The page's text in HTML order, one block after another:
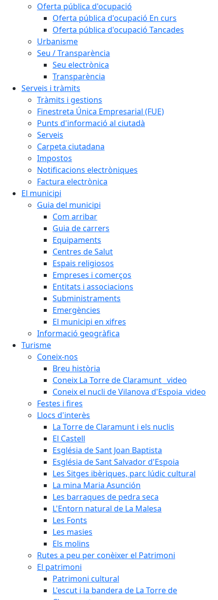
Oferta pública d'ocupació
Oferta pública d'ocupació En curs
Oferta pública d'ocupació Tancades
Urbanisme
Seu / Transparència
Seu electrònica
Transparència
Serveis i tràmits
Tràmits i gestions
Finestreta Única Empresarial (FUE)
Punts d'informació al ciutadà
Serveis
Carpeta ciutadana
Impostos
Notificacions electròniques
Factura electrònica
El municipi
Guia del municipi
Com arribar
Guia de carrers
Equipaments
Centres de Salut
Espais religiosos
Empreses i comerços
Entitats i associacions
Subministraments
Emergències
El municipi en xifres
Informació geogràfica
Turisme
Coneix-nos
Breu història
Coneix La Torre de Claramunt _video
Coneix el nucli de Vilanova d'Espoia_video
Festes i fires
Llocs d'interès
La Torre de Claramunt i els nuclis
El Castell
Església de Sant Joan Baptista
Església de Sant Salvador d'Espoia
Les Sitges ibèriques, parc lúdic cultural
La mina Maria Asunción
Les barraques de pedra seca
L'Entorn natural de La Malesa
Les Fonts
Les masies
Els molins
Rutes a peu per conèixer el Patrimoni
El patrimoni
Patrimoni cultural
L'escut i la bandera de La Torre de